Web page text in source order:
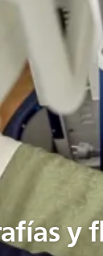
y